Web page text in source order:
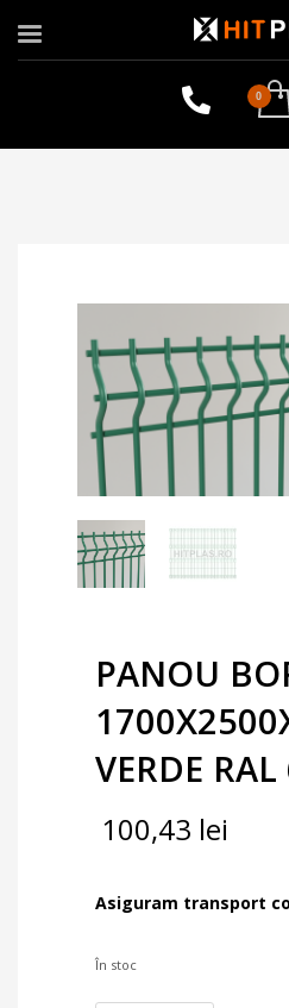
PANOU
VERDE
100,43 lei
Asiguram transport
În stoc